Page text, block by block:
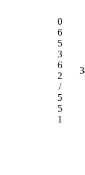
0
6
5
3
6
2
/
5
5
1